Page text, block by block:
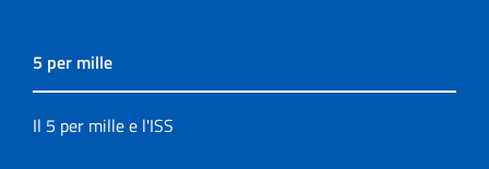
5 per mille
Il 5 per mille e l'ISS